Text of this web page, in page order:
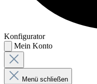
Konfigurator
Mein Konto
Menü schließen